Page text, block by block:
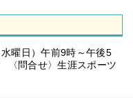
曜日）午前9時～午後5
問合せ〉生涯スポーツ